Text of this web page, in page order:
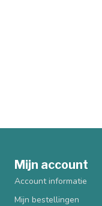
Mijn account
Account informatie
Mijn bestellingen